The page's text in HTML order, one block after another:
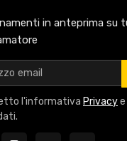
in anteprima su
l'informativa Privacy